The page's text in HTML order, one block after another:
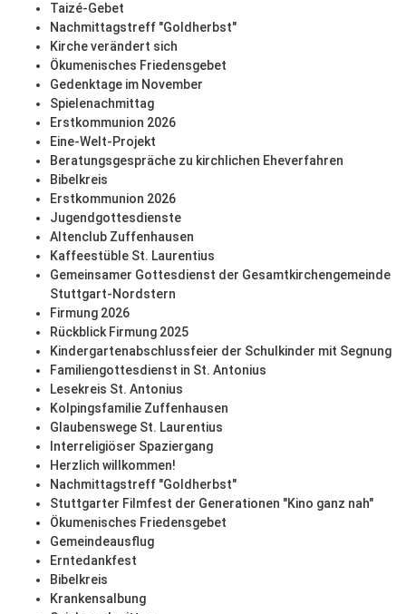
Taizé-Gebet
Nachmittagstreff "Goldherbst"
Kirche verändert sich
Ökumenisches Friedensgebet
Gedenktage im November
Spielenachmittag
Erstkommunion 2026
Eine-Welt-Projekt
Beratungsgespräche zu kirchlichen Eheverfahren
Bibelkreis
Erstkommunion 2026
Jugendgottesdienste
Altenclub Zuffenhausen
Kaffeestüble St. Laurentius
Gemeinsamer Gottesdienst der Gesamtkirchengemeinde
Stuttgart-Nordstern
Firmung 2026
Rückblick Firmung 2025
Kindergartenabschlussfeier der Schulkinder mit Segnung
Familiengottesdienst in St. Antonius
Lesekreis St. Antonius
Kolpingsfamilie Zuffenhausen
Glaubenswege St. Laurentius
Interreligiöser Spaziergang
Herzlich willkommen!
Nachmittagstreff "Goldherbst"
Stuttgarter Filmfest der Generationen "Kino ganz nah"
Ökumenisches Friedensgebet
Gemeindeausflug
Erntedankfest
Bibelkreis
Krankensalbung